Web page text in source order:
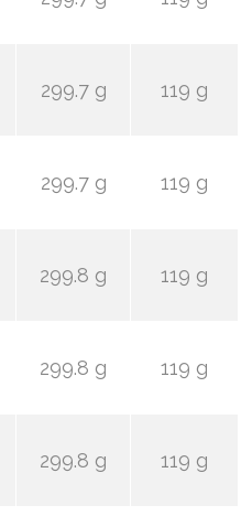
299.7 g 119 g
299.7 g 119 g
299.8 g 119 g
299.8 g 119 g
299.8 g 119 g